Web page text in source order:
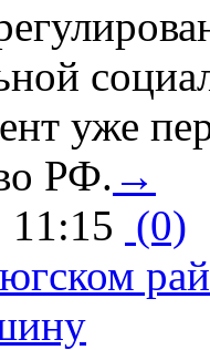
уже
РФ. →
11:15 (0)